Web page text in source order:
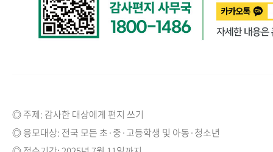
◎주제: 감사한 대상에게 편지 쓰기
◎응모대상: 전국 모든 초·중·고등학생 및 아동·청소년